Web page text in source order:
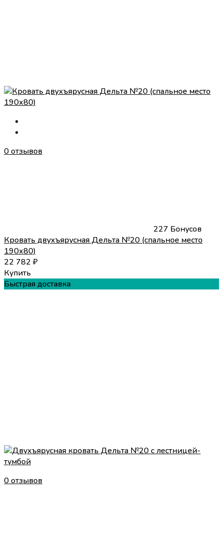
0 отзывов
227 Бонусов
Кровать двухъярусная Дельта №20 (спальное место
190х80)
22 782 ₽
Купить
Быстрая доставка
0 отзывов